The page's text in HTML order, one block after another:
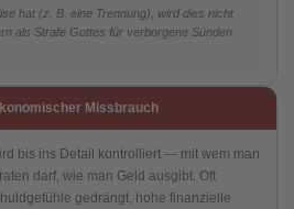
hat (z. B. eine Trennung), wird dies nicht
als Strafe Gottes für verborgene Sünden
Missbrauch
bis ins Detail kontrolliert — mit wem man
darf, wie man Geld ausgibt. Oft
gedrängt, hohe finanzielle